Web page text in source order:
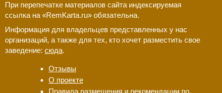
При перепечатке материалов сайта индексируемая
ссылка на «RemKarta.ru» обязательна.
Информация для владельцев представленных у нас
организаций, а также для тех, кто хочет разместить свое
заведение: сюда.
Отзывы